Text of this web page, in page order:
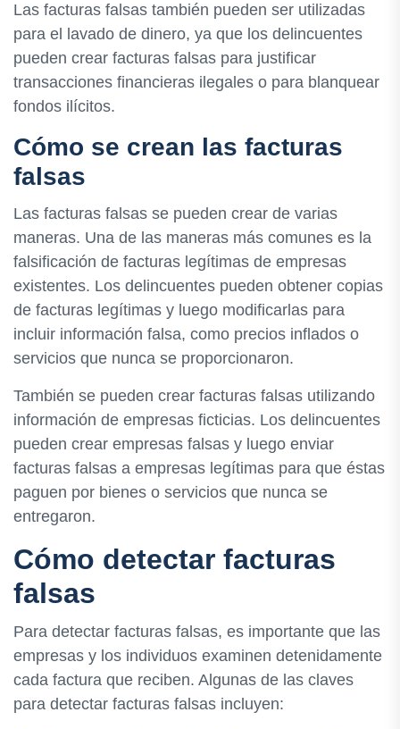
Las facturas falsas también pueden ser utilizadas
para el lavado de dinero, ya que los delincuentes
pueden crear facturas falsas para justificar
transacciones financieras ilegales o para blanquear
fondos ilícitos.
Cómo se crean las facturas
falsas
Las facturas falsas se pueden crear de varias
maneras. Una de las maneras más comunes es la
falsificación de facturas legítimas de empresas
existentes. Los delincuentes pueden obtener copias
de facturas legítimas y luego modificarlas para
incluir información falsa, como precios inflados o
servicios que nunca se proporcionaron.
También se pueden crear facturas falsas utilizando
información de empresas ficticias. Los delincuentes
pueden crear empresas falsas y luego enviar
facturas falsas a empresas legítimas para que éstas
paguen por bienes o servicios que nunca se
entregaron.
Cómo detectar facturas
falsas
Para detectar facturas falsas, es importante que las
empresas y los individuos examinen detenidamente
cada factura que reciben. Algunas de las claves
para detectar facturas falsas incluyen: